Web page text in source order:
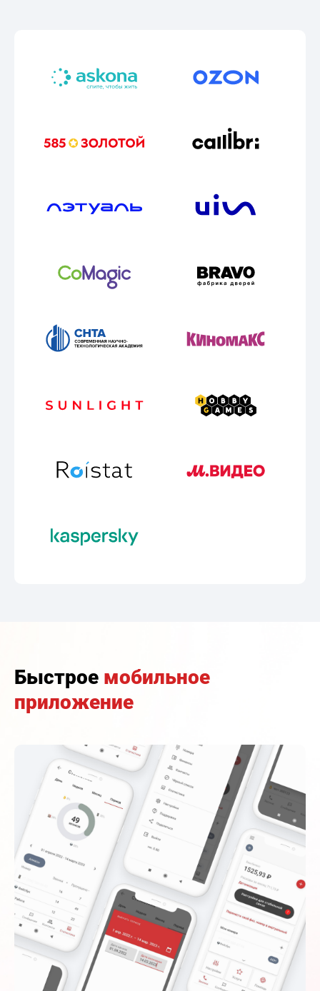
Быстрое мобильное
приложение